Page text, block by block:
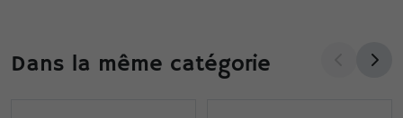
Dans la même catégorie